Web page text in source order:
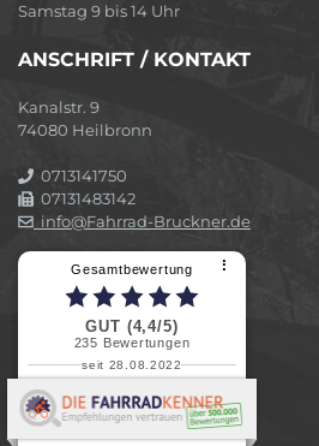
Samstag 9 bis 14 Uhr
ANSCHRIFT / KONTAKT
Kanalstr. 9
74080 Heilbronn
0713141750
07131483142
info@Fahrrad-Bruckner.de
Gesamtbewertung ⠇
GUT (4,4/5)
235 Bewertungen
seit 28.08.2022
Elvira B.
Superschnelle und freundliche